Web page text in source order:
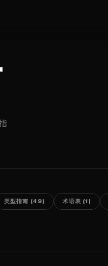
类型指南 (49) 术语表 (1)